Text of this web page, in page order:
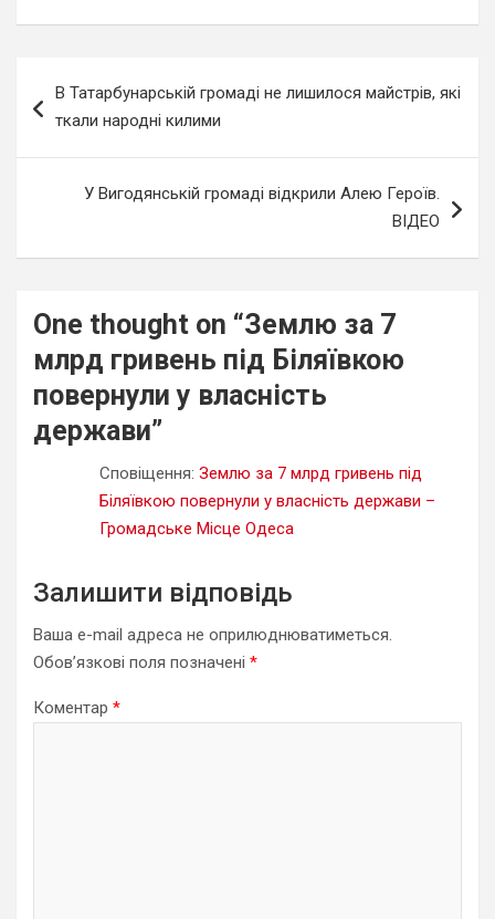
записів
В Татарбунарській громаді не лишилося майстрів, які
ткали народні килими
У Вигодянській громаді відкрили Алею Героїв.
ВІДЕО
One thought on “Землю за 7
млрд гривень під Біляївкою
повернули у власність
держави”
Сповіщення: Землю за 7 млрд гривень під
Біляївкою повернули у власність держави –
Громадське Місце Одеса
Залишити відповідь
Ваша e-mail адреса не оприлюднюватиметься.
Обов’язкові поля позначені *
Коментар *